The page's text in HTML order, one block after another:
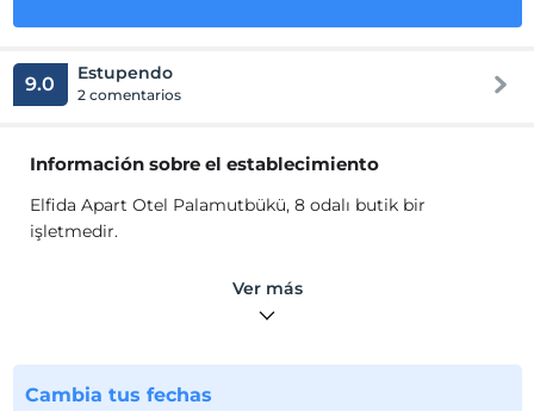
9.0 Estupendo
2 comentarios
Información sobre el establecimiento
Elfida Apart Otel Palamutbükü, 8 odalı butik bir
işletmedir.
gereçleri gibi olanaklar mevcuttur.
Muğla Datça'da konumlanmaktadır.
Ver más
Cambia tus fechas